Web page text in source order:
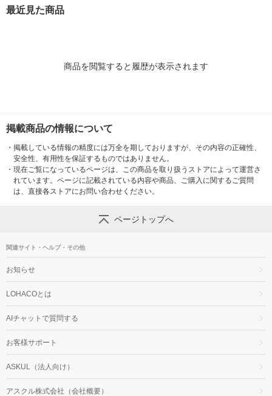
最近見た商品
商品を閲覧すると履歴が表示されます
掲載商品の情報について
・ 掲載している情報の精度には万全を期しておりますが、その内容の正確性、
安全性、有用性を保証するものではありません。
・ 現在ご覧になっているページは、この商品を取り扱うストアによって運営さ
れています。ページに記載されている内容や商品、ご購入に関するご質問
は、直接各ストアにお問い合わせください。
ページトップへ
関連サイト・ヘルプ・その他
お知らせ
LOHACOとは
AIチャットで質問する
お客様サポート
ASKUL（法人向け）
アスクル株式会社（会社概要）